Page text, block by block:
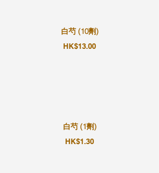
白芍 (10劑)
HK$13.00
白芍 (1劑)
HK$1.30